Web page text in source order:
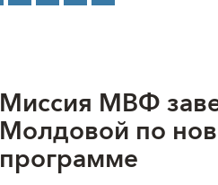
Миссия МВФ
Молдовой по
программе